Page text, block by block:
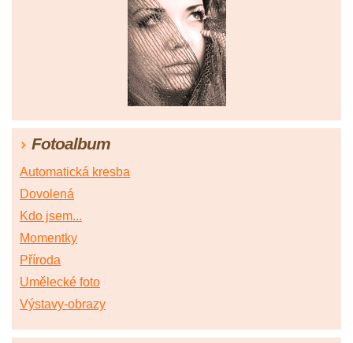
Fotoalbum
Automatická kresba
Dovolená
Kdo jsem...
Momentky
Příroda
Umělecké foto
Výstavy-obrazy